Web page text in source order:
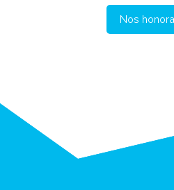
Nos